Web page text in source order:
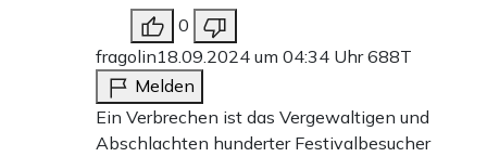
0
fragolin18.09.2024 um 04:34 Uhr688T
Melden
Ein Verbrechen ist das Vergewaltigen und
Abschlachten hunderter Festivalbesucher